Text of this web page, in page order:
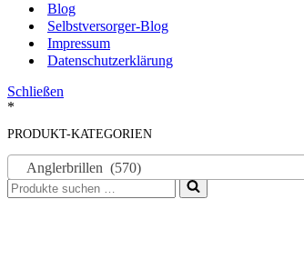
Blog
Selbstversorger-Blog
Impressum
Datenschutzerklärung
Schließen
*
PRODUKT-KATEGORIEN
Anglerbrillen (570)
Suchen
nach …